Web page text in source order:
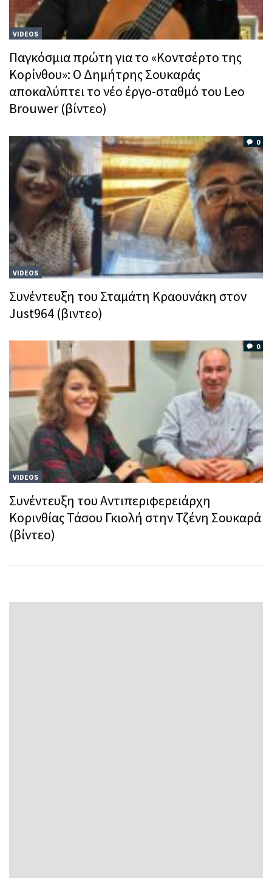
VIDEOS
Παγκόσμια πρώτη για το «Κοντσέρτο της
Κορίνθου»: Ο Δημήτρης Σουκαράς
αποκαλύπτει το νέο έργο-σταθμό του Leo
Brouwer (βίντεο)
0
VIDEOS
Συνέντευξη του Σταμάτη Κραουνάκη στον
Just964 (βιντεο)
0
VIDEOS
Συνέντευξη του Αντιπεριφερειάρχη
Κορινθίας Τάσου Γκιολή στην Τζένη Σουκαρά
(βίντεο)